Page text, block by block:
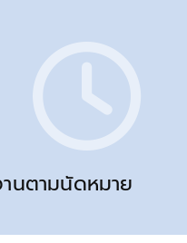
นตามนัดหมาย